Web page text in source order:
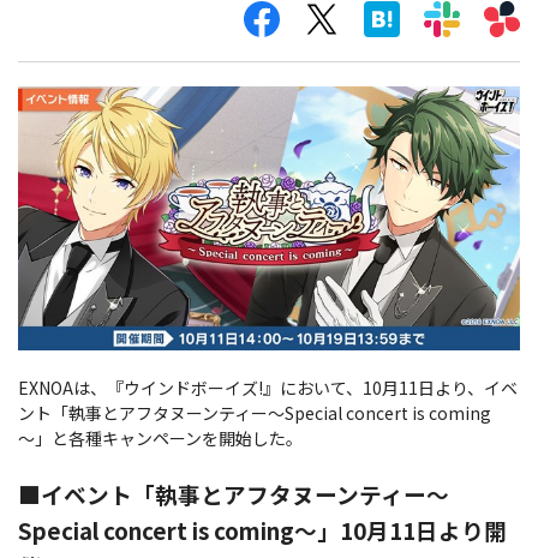
EXNOAは、『ウインドボーイズ!』において、 10月11日より、イベ
ント「執事とアフタヌーンティー～Special concert is coming
～」と各種キャンペーンを開始した。
■イベント「執事とアフタヌーンティー～
Special concert is coming～」10月11日より開